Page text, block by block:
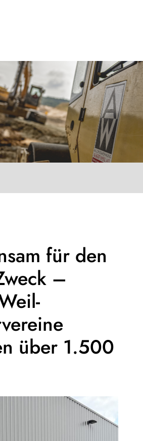
für den
–
über 1.500